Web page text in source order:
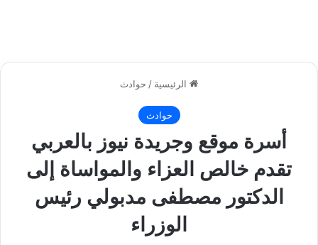
الرئيسية / حوادث
حوادث
أسرة موقع وجريدة نيوز بالعربي
تقدم خالص العزاء والمواساة إلى
الدكتور مصطفى مدبولي رئيس
الوزراء